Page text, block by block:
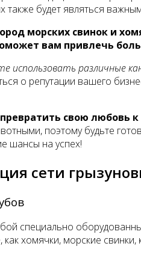
также будет являться
морских свинок и
вам привлечь
различные
о репутации вашего
свою любовь
поэтому будьте
шансы на успех!
сети
специально
хомячки, морские